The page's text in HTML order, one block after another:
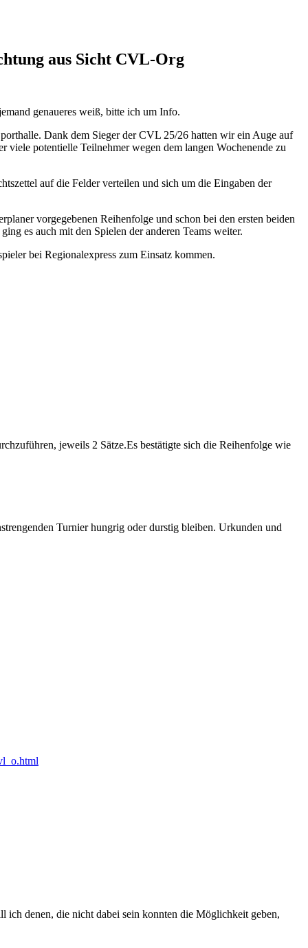
aus Sicht CVL-Org
genaueres weiß, bitte ich um Info.
Dank dem Sieger der CVL 25/26 hatten wir ein Auge auf
potentielle Teilnehmer wegen dem langen Wochenende zu
auf die Felder verteilen und sich um die Eingaben der
vorgegebenen Reihenfolge und schon bei den ersten beiden
es auch mit den Spielen der anderen Teams weiter.
bei Regionalexpress zum Einsatz kommen.
jeweils 2 Sätze.Es bestätigte sich die Reihenfolge wie
Turnier hungrig oder durstig bleiben. Urkunden und
ich denen, die nicht dabei sein konnten die Möglichkeit geben,